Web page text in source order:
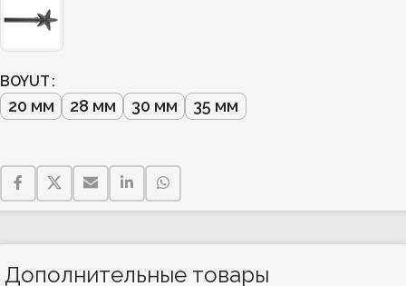
BOYUT
20 мм 28 мм 30 мм 35 мм
Дополнительные товары